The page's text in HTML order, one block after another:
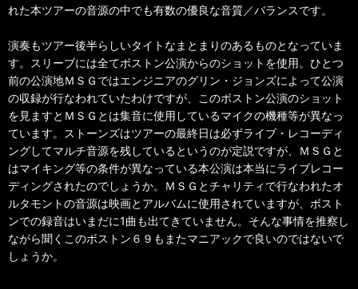
れた本ツアーの音源の中でも有数の優良な音質／バランスです。
演奏もツアー後半らしいタイトなまとまりのあるものとなっていま
す。スリーブには全てボストン公演からのショットを使用。ひとつ
前の公演地ＭＳＧではエンジニアのグリン・ジョンズによって公演
の収録が行なわれていたわけですが、このボストン公演のショット
を見ますとＭＳＧとは集音に使用しているマイクの機種等が異なっ
ています。ストーンズはツアーの最終日は必ずライブ・レコーディ
ングしてマルチ音源を残しているというのが定説ですが、ＭＳＧと
はマイキング等の条件が異なっている本公演は本当にライブレコー
ディングされたのでしょうか。ＭＳＧとチャリティで行なわれたオ
ルタモントの音源は映画とアルバムに使用されていますが、ボスト
ンでの録音はいまだに1曲も出てきていません。そんな事情を推察し
ながら聞くこのボストン６９もまたマニアックで良いのではないで
しょうか。